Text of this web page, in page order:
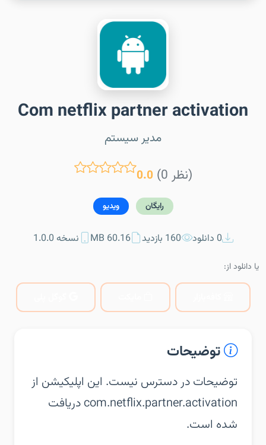
Com netflix partner activation
مدیر سیستم
0.0 (0 نظر)
رایگان ویدیو
0 دانلود 160 بازدید 60.16 MB نسخه 1.0.0
یا دانلود از:
توضیحات
توضیحات در دسترس نیست. این اپلیکیشن از
com.netflix.partner.activation دریافت
شده است.